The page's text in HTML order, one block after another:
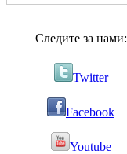
Следите за нами:
Twitter
Facebook
Youtube